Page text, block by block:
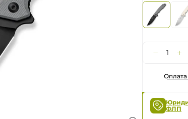
Ножи по типу замка
Ножи по назначению
ФЛП